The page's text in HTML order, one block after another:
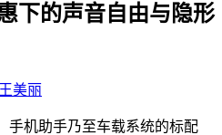
下的声音自由与隐形
王美丽
手机助手乃至车载系统的标配